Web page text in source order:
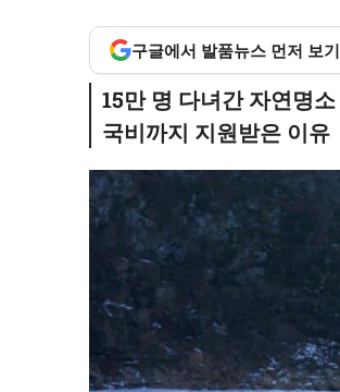
구글에서 발품뉴스 먼저 보기
15만 명 다녀간 자연명소
국비까지 지원받은 이유